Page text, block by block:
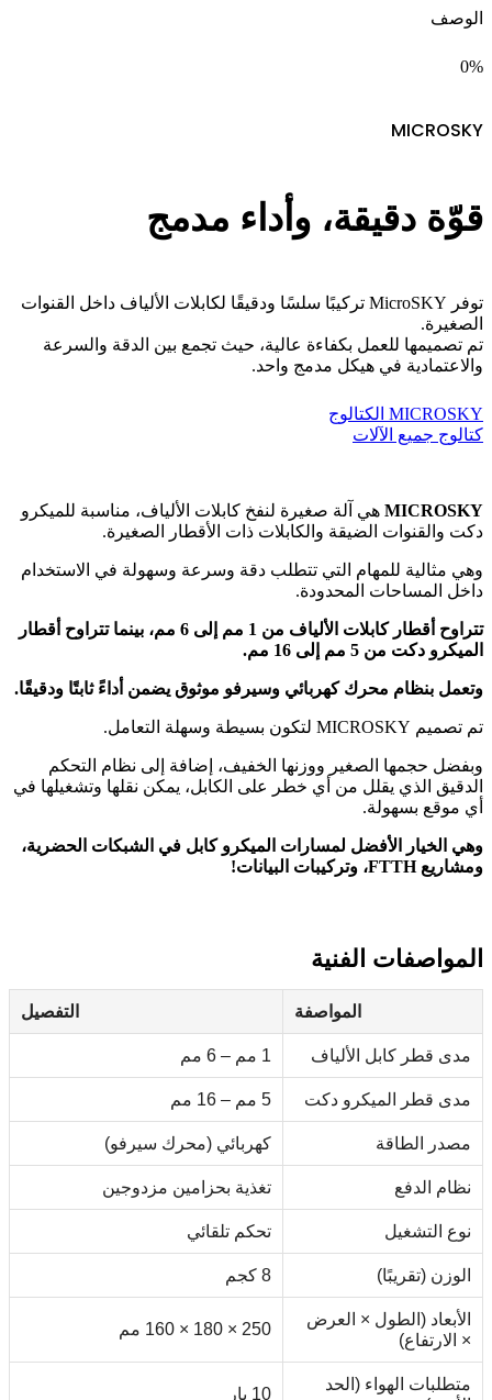
الوصف
0%
MICROSKY
قوّة دقيقة، وأداء مدمج
توفر MicroSKY تركيبًا سلسًا ودقيقًا لكابلات الألياف داخل القنوات
الصغيرة.
تم تصميمها للعمل بكفاءة عالية، حيث تجمع بين الدقة والسرعة
والاعتمادية في هيكل مدمج واحد.
MICROSKY الكتالوج
كتالوج جميع الآلات
MICROSKY هي آلة صغيرة لنفخ كابلات الألياف، مناسبة للميكرو
دكت والقنوات الضيقة والكابلات ذات الأقطار الصغيرة.
وهي مثالية للمهام التي تتطلب دقة وسرعة وسهولة في الاستخدام
داخل المساحات المحدودة.
تتراوح أقطار كابلات الألياف من 1 مم إلى 6 مم، بينما تتراوح أقطار
الميكرو دكت من 5 مم إلى 16 مم.
وتعمل بنظام محرك كهربائي وسيرفو موثوق يضمن أداءً ثابتًا ودقيقًا.
تم تصميم MICROSKY لتكون بسيطة وسهلة التعامل.
وبفضل حجمها الصغير ووزنها الخفيف، إضافة إلى نظام التحكم
الدقيق الذي يقلل من أي خطر على الكابل، يمكن نقلها وتشغيلها في
أي موقع بسهولة.
وهي الخيار الأفضل لمسارات الميكرو كابل في الشبكات الحضرية،
ومشاريع FTTH، وتركيبات البيانات!
المواصفات الفنية
المواصفة التفصيل
مدى قطر كابل الألياف 1 مم – 6 مم
مدى قطر الميكرو دكت 5 مم – 16 مم
مصدر الطاقة كهربائي (محرك سيرفو)
نظام الدفع تغذية بحزامين مزدوجين
نوع التشغيل تحكم تلقائي
الوزن (تقريبًا) 8 كجم
الأبعاد (الطول × العرض
× الارتفاع)
250 × 180 × 160 مم
متطلبات الهواء (الحد
10 بار